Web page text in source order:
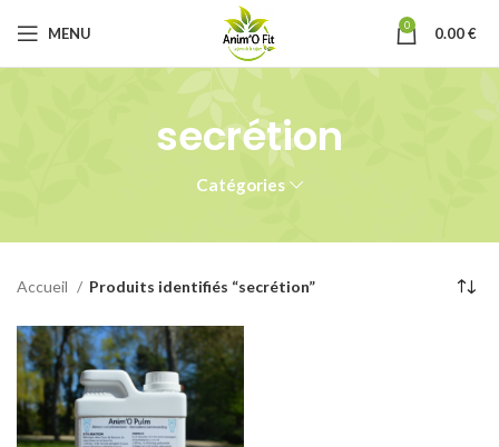
MENU 0 0.00€
secrétion
Catégories
Accueil Produits identifiés “secrétion”